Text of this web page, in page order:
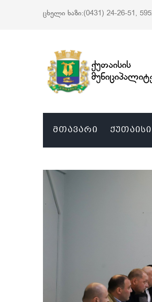
ცხელი ხაზი:(0431) 24-26-51,
ქუთაისის
ᲛᲗᲐᲕᲐᲠᲘ ᲥᲣᲗᲐᲘᲡᲘ